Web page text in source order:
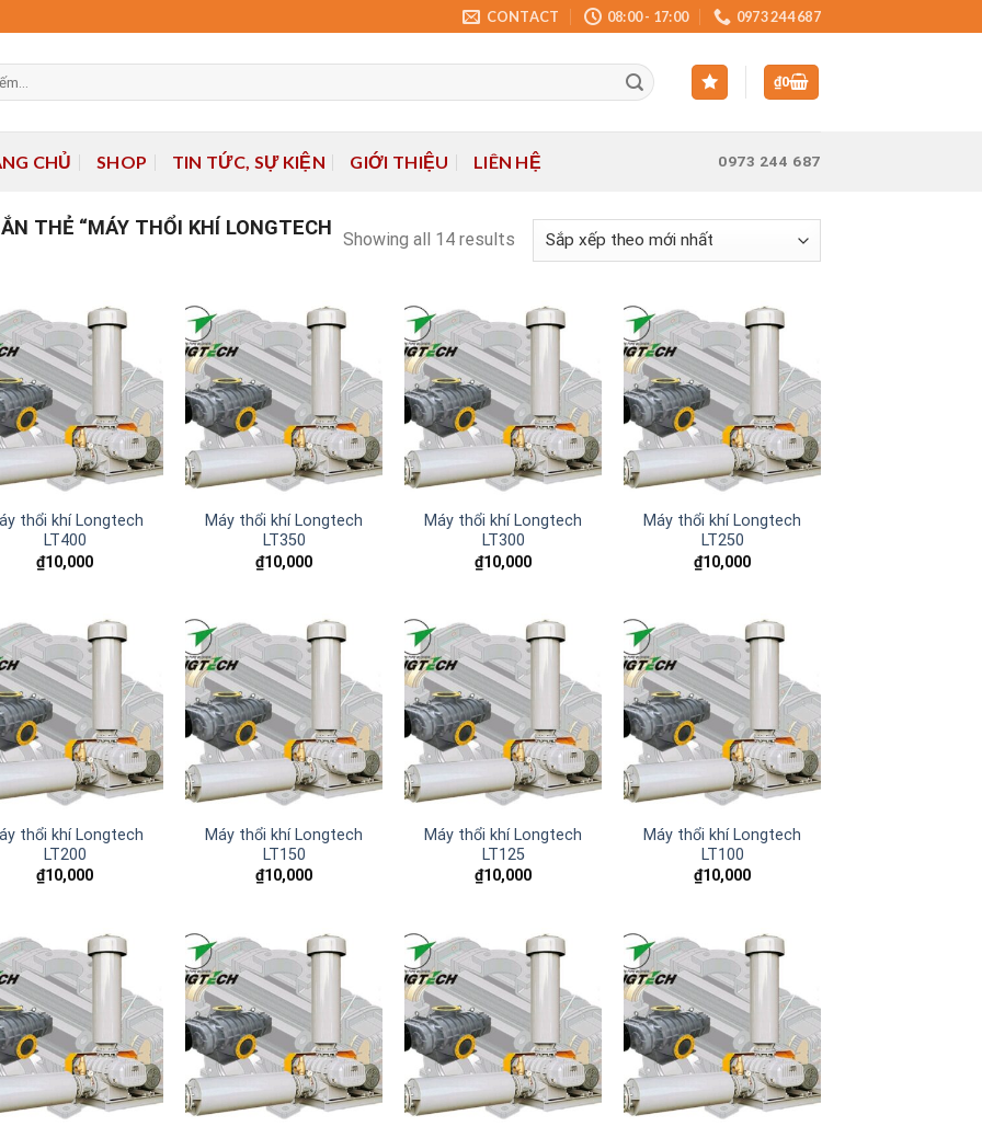
CONTACT 08:00 - 17:00 0973 244 687
₫0
CHỦ SHOP TIN TỨC, SỰ KIỆN GIỚI THIỆU LIÊN HỆ 0973 244 687
THẺ “MÁY THỔI KHÍ LONGTECH Showing all 14 results
Add to
wishlist
thổi khí Longtech
LT400
₫10,000
Add to
wishlist
Máy thổi khí Longtech
LT350
₫10,000
Add to
wishlist
Máy thổi khí Longtech
LT300
₫10,000
Add to
wishlist
Máy thổi khí Longtech
LT250
₫10,000
Add to
wishlist
thổi khí Longtech
LT200
₫10,000
Add to
wishlist
Máy thổi khí Longtech
LT150
₫10,000
Add to
wishlist
Máy thổi khí Longtech
LT125
₫10,000
Add to
wishlist
Máy thổi khí Longtech
LT100
₫10,000
Add to
wishlist
Add to
wishlist
Add to
wishlist
Add to
wishlist